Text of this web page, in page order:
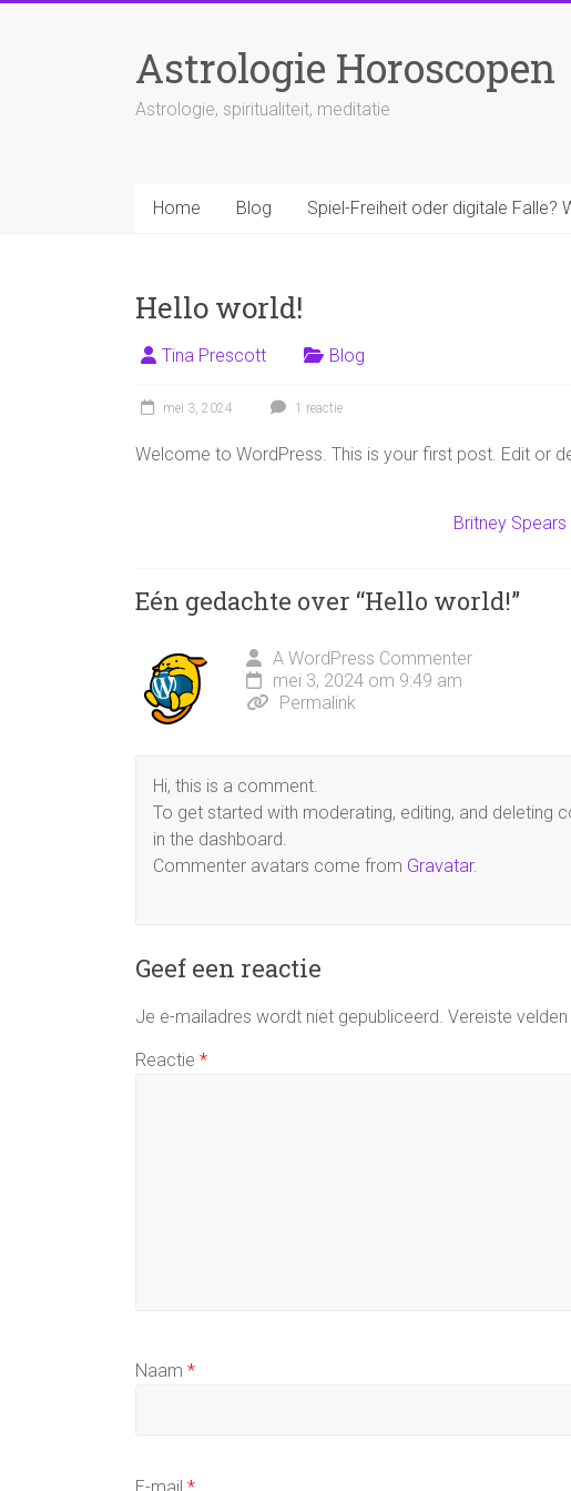
Astrologie Horoscopen
Astrologie, spiritualiteit, meditatie
Home Blog Spiel-Freiheit oder digitale Falle?
Hello world!
Tina Prescott Blog
mei 3, 2024 1 reactie
Welcome to WordPress. This is your first post. Edit or
Britney
Eén gedachte over “Hello world!”
A WordPress Commenter
mei 3, 2024 om 9:49 am
Permalink
Hi, this is a comment.
To get started with moderating, editing, and deleting
in the dashboard.
Commenter avatars come from Gravatar.
Geef een reactie
Je e-mailadres wordt niet gepubliceerd. Vereiste
Reactie *
Naam *